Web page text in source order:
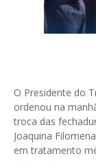
O Presidente do
ordenou na
troca das
Joaquina
em tratamento